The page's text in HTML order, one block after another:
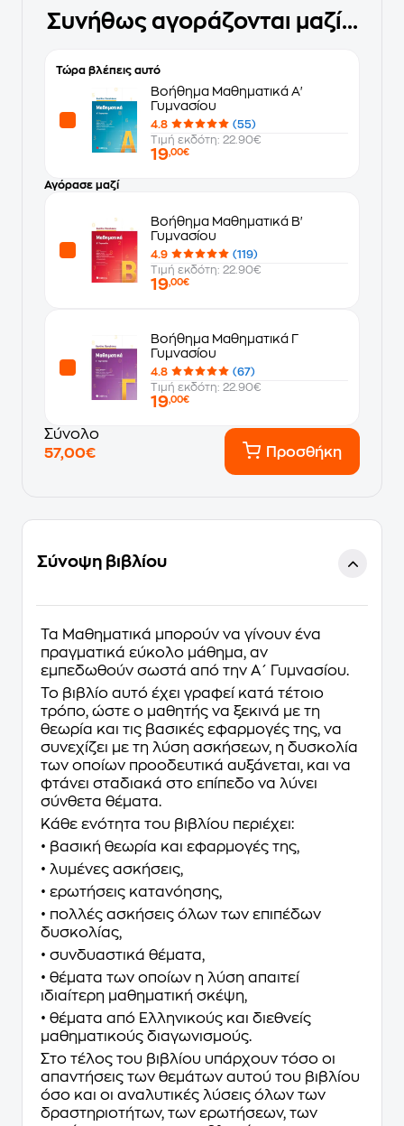
Συνήθως αγοράζονται μαζί...
Τώρα βλέπεις αυτό
Βοήθημα Μαθηματικά Α'
Γυμνασίου
4.8
(55)
Τιμή εκδότη: 22.90€
19,00€
Αγόρασε μαζί
Βοήθημα Μαθηματικά Β'
Γυμνασίου
4.9
(119)
Τιμή εκδότη: 22.90€
19,00€
Βοήθημα Μαθηματικά Γ
Γυμνασίου
4.8
(67)
Τιμή εκδότη: 22.90€
19,00€
Σύνολο
57,00€
Προσθήκη
Σύνοψη βιβλίου
Τα Μαθηματικά μπορούν να γίνουν ένα
πραγματικά εύκολο μάθημα, αν
εμπεδωθούν σωστά από την Α΄ Γυμνασίου.
Το βιβλίο αυτό έχει γραφεί κατά τέτοιο
τρόπο, ώστε ο μαθητής να ξεκινά με τη
θεωρία και τις βασικές εφαρμογές της, να
συνεχίζει με τη λύση ασκήσεων, η δυσκολία
των οποίων προοδευτικά αυξάνεται, και να
φτάνει σταδιακά στο επίπεδο να λύνει
σύνθετα θέματα.
Κάθε ενότητα του βιβλίου περιέχει:
• βασική θεωρία και εφαρμογές της,
• λυμένες ασκήσεις,
• ερωτήσεις κατανόησης,
• πολλές ασκήσεις όλων των επιπέδων
δυσκολίας,
• συνδυαστικά θέματα,
• θέματα των οποίων η λύση απαιτεί
ιδιαίτερη μαθηματική σκέψη,
• θέματα από Ελληνικούς και διεθνείς
μαθηματικούς διαγωνισμούς.
Στο τέλος του βιβλίου υπάρχουν τόσο οι
απαντήσεις των θεμάτων αυτού του βιβλίου
όσο και οι αναλυτικές λύσεις όλων των
δραστηριοτήτων, των ερωτήσεων, των